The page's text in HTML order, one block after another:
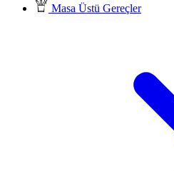
Masa Üstü Gereçler